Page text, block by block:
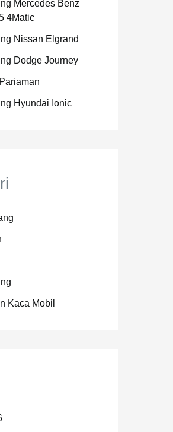
Mercedes Benz
4Matic
Nissan Elgrand
Dodge Journey
Hyundai Ionic
Kaca Mobil